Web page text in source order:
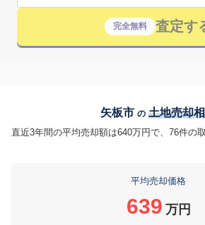
完全無料 査定す
矢板市 の 土地売却
直近3年間の平均売却額は640万円で、76件の
平均売却価格
639 万円